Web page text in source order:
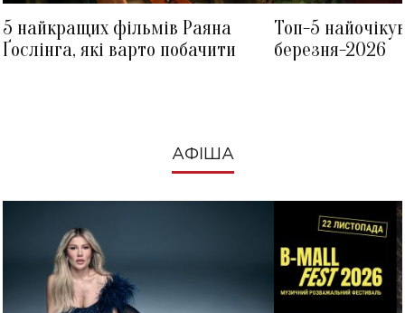
5 найкращих фільмів Раяна
Ґослінга, які варто побачити
Топ-5
березня-2026
АФІША